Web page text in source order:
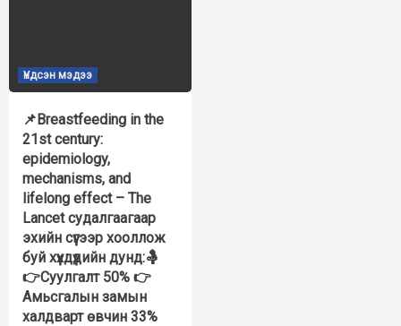
Үндсэн мэдээ
📌Breastfeeding in the
21st century:
epidemiology,
mechanisms, and
lifelong effect – The
Lancet судалгаагаар
эхийн сүүгээр хооллож
буй хүүхдүүдийн дунд:🤱
👉Суулгалт 50% 👉
Амьсгалын замын
халдварт өвчин 33%